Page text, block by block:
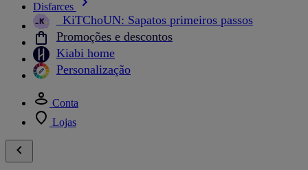
Disfarces
_KiTChoUN: Sapatos primeiros passos
Promoções e descontos
Kiabi home
Personalização
Conta
Lojas